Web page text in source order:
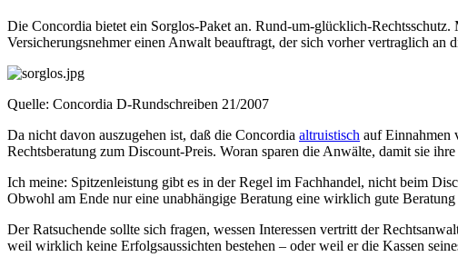
Die Concordia bietet ein Sorglos-Paket an. Rund-um-glücklich-
Versicherungsnehmer einen Anwalt beauftragt, der sich vorher vertraglich
Quelle: Concordia D-Rundschreiben 21/2007
Da nicht davon auszugehen ist, daß die Concordia altruistisch auf Einnahmen
Rechtsberatung zum Discount-Preis. Woran sparen die Anwälte, damit sie
Ich meine: Spitzenleistung gibt es in der Regel im Fachhandel, nicht beim
Obwohl am Ende nur eine unabhängige Beratung eine wirklich gute Beratung
Der Ratsuchende sollte sich fragen, wessen Interessen vertritt der
weil wirklich keine Erfolgsaussichten bestehen – oder weil er die Kassen